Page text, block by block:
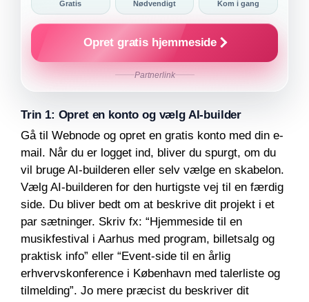
Gratis Nødvendigt Kom i gang
Opret gratis hjemmeside
Partnerlink
Trin 1: Opret en konto og vælg AI-builder
Gå til Webnode og opret en gratis konto med din e-
mail. Når du er logget ind, bliver du spurgt, om du
vil bruge AI-builderen eller selv vælge en skabelon.
Vælg AI-builderen for den hurtigste vej til en færdig
side. Du bliver bedt om at beskrive dit projekt i et
par sætninger. Skriv fx: “Hjemmeside til en
musikfestival i Aarhus med program, billetsalg og
praktisk info” eller “Event-side til en årlig
erhvervskonference i København med talerliste og
tilmelding”. Jo mere præcist du beskriver dit